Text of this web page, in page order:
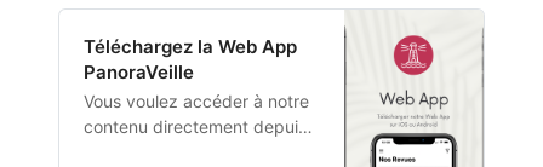
Téléchargez la Web App
PanoraVeille
Vous voulez accéder à notre
contenu directement depuis